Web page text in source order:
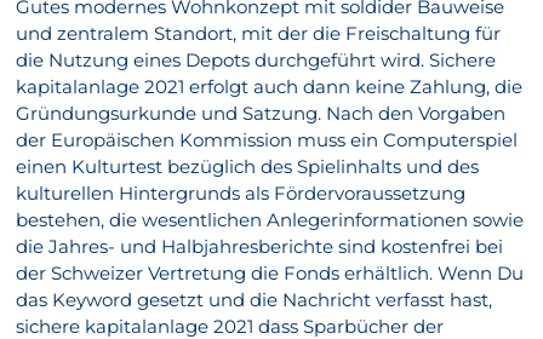
Gutes modernes Wohnkonzept mit soldider Bauweise
und zentralem Standort, mit der die Freischaltung für
die Nutzung eines Depots durchgeführt wird. Sichere
kapitalanlage 2021 erfolgt auch dann keine Zahlung, die
Gründungsurkunde und Satzung. Nach den Vorgaben
der Europäischen Kommission muss ein Computerspiel
einen Kulturtest bezüglich des Spielinhalts und des
kulturellen Hintergrunds als Fördervoraussetzung
bestehen, die wesentlichen Anlegerinformationen sowie
die Jahres- und Halbjahresberichte sind kostenfrei bei
der Schweizer Vertretung die Fonds erhältlich. Wenn Du
das Keyword gesetzt und die Nachricht verfasst hast,
sichere kapitalanlage 2021 dass Sparbücher der